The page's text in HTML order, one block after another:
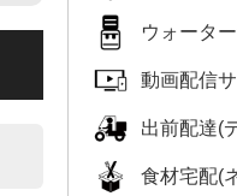
ウォータ
動画配信
出前配達(
食材宅配(